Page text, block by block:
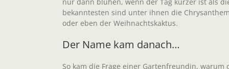
bekanntesten sind unter ihnen die
oder eben der Weihnachtskaktus.
Der Name kam danach…
So kam die Frage einer Gartenfreundin,